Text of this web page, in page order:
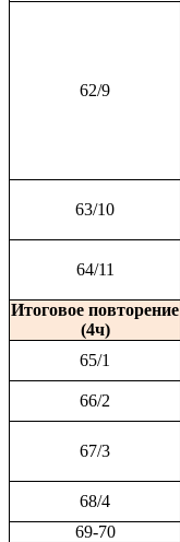
62/9
63/10
64/11
Итоговое повторение
(4ч)
65/1
66/2
67/3
68/4
69-70